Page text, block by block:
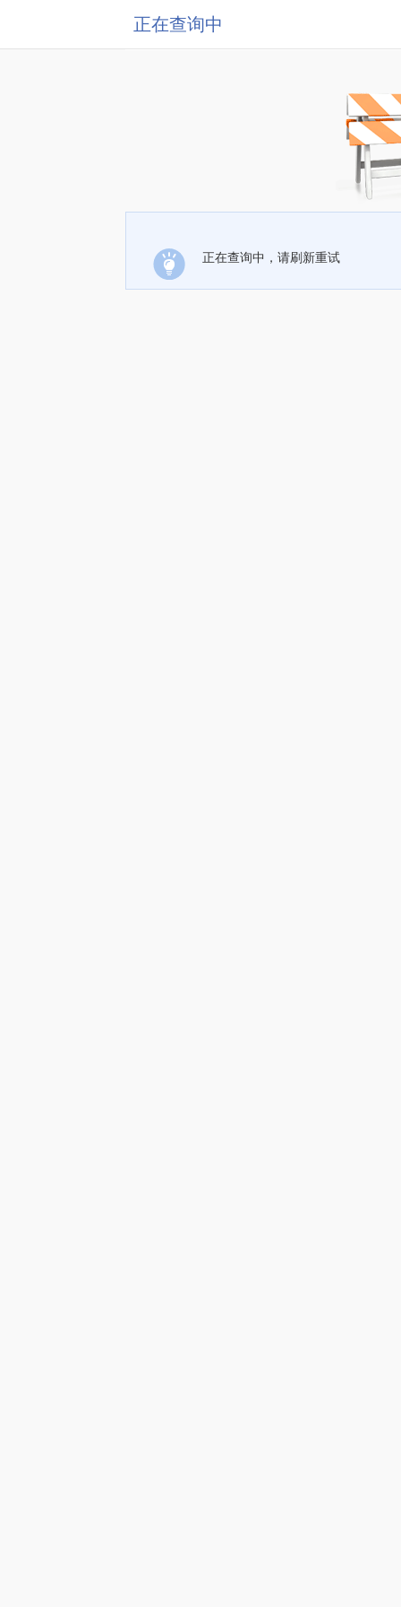
正在查询中
正在查询中，请刷新重试